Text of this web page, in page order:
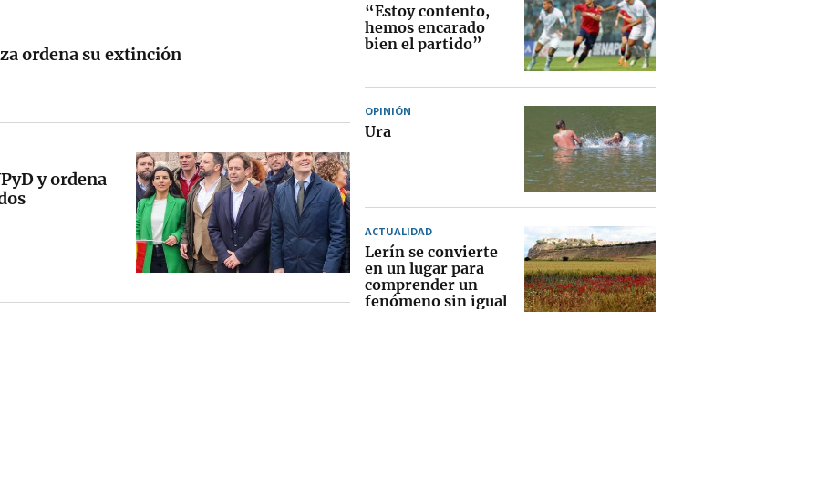
ordena su extinción
y ordena
“Estoy contento,
hemos encarado
bien el partido”
OPINIÓN
Ura
ACTUALIDAD
Lerín se convierte
en un lugar para
comprender un
fenómeno sin igual